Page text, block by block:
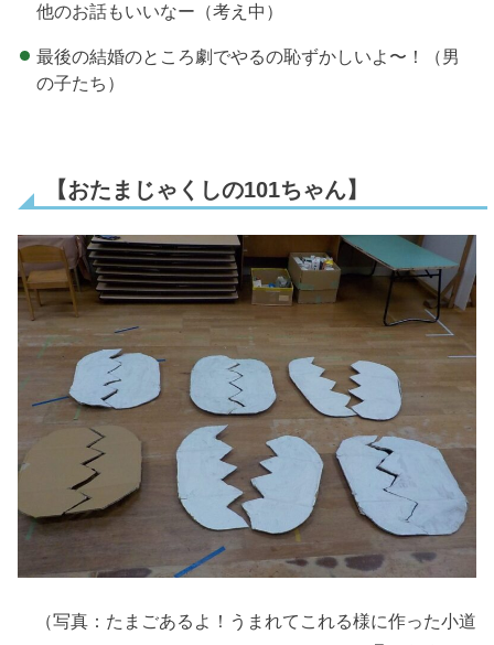
他のお話もいいなー（考え中）
最後の結婚のところ劇でやるの恥ずかしいよ〜！（男
の子たち）
【おたまじゃくしの101ちゃん】
（写真：たまごあるよ！うまれてこれる様に作った小道